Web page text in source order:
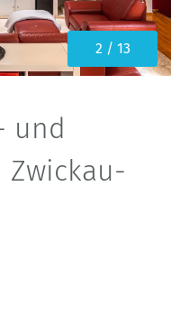
3 / 13
und
Zwickau-